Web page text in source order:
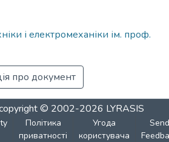
і електромеханіки ім. проф.
про документ
© 2002-2026 LYRASIS
Політика
приватності
Угода
користувача
Send